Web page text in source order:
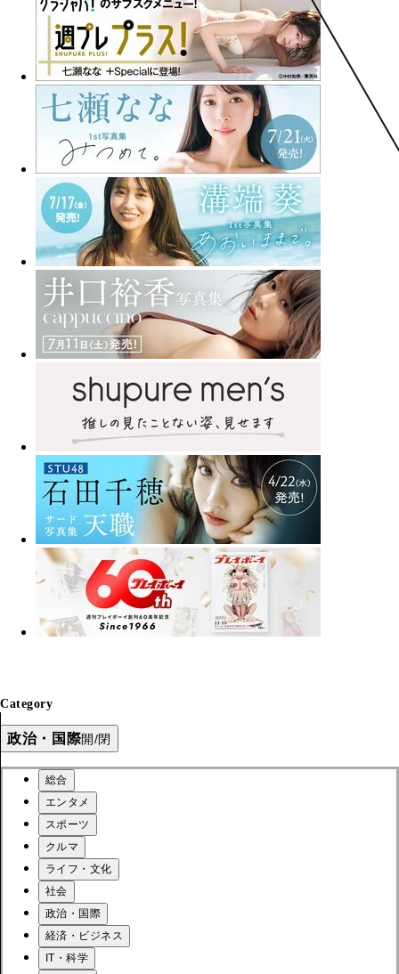
Category
政治・国際開/閉
総合
エンタメ
スポーツ
クルマ
ライフ・文化
社会
政治・国際
経済・ビジネス
IT・科学